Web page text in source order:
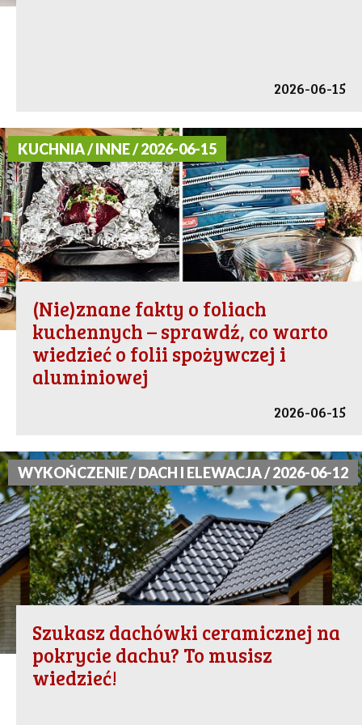
2026-06-15
KUCHNIA / INNE / 2026-06-15
(Nie)znane fakty o foliach
kuchennych – sprawdź, co warto
wiedzieć o folii spożywczej i
aluminiowej
2026-06-15
WYKOŃCZENIE / DACH I ELEWACJA / 2026-06-12
Szukasz dachówki ceramicznej na
pokrycie dachu? To musisz
wiedzieć!